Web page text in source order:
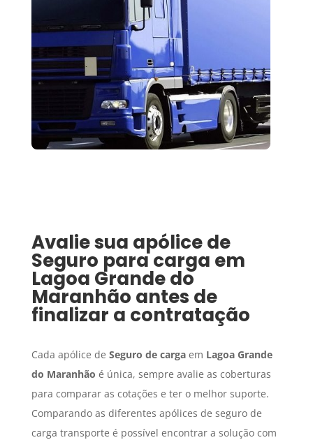
Avalie sua apólice de
Seguro para carga em
Lagoa Grande do
Maranhão antes de
finalizar a contratação
Cada apólice de Seguro de cargaem Lagoa Grande
do Maranhão é única, sempre avalie as coberturas
para comparar as cotações e ter o melhor suporte.
Comparando as diferentes apólices de seguro de
carga transporte é possível encontrar a solução com